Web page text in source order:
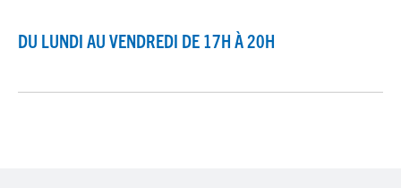
DU LUNDI AU VENDREDI DE 17H À 20H